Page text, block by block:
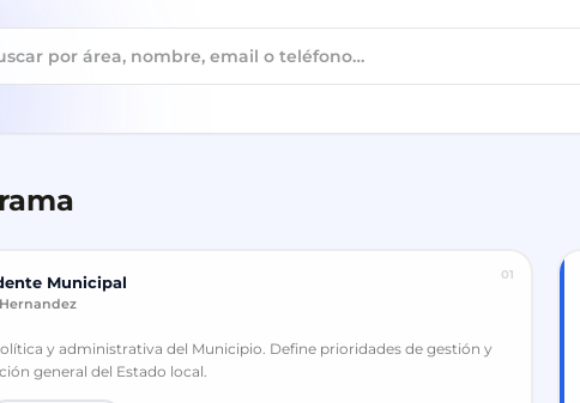
01
Municipal
y administrativa del Municipio. Define prioridades de gestión y
general del Estado local.